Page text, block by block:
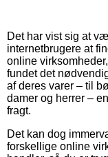
Det har vist sig at
internetbrugere at
online
fundet det
af deres varer – til
damer og herrer –
fragt.
Det kan dog
forskellige online